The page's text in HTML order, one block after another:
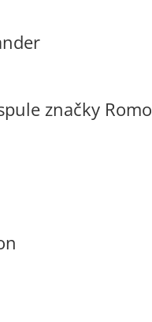
značky Romo